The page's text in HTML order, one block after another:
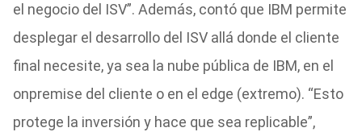
el negocio del ISV”. Además, contó que IBM permite
desplegar el desarrollo del ISV allá donde el cliente
final necesite, ya sea la nube pública de IBM, en el
onpremise del cliente o en el edge (extremo). “Esto
protege la inversión y hace que sea replicable”,